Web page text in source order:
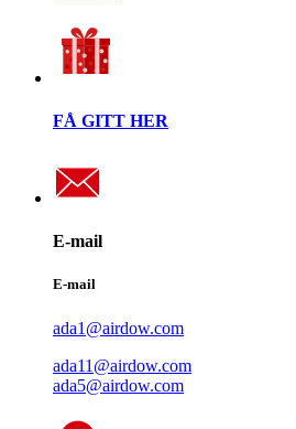
FÅ GITT HER
E-mail
E-mail
ada1@airdow.com
ada11@airdow.com
ada5@airdow.com